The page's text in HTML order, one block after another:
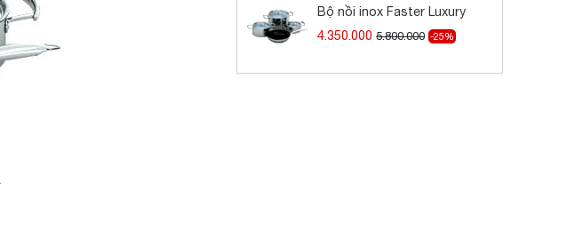
Bộ nồi inox Faster Luxury
4.350.000 5.800.000 -25%